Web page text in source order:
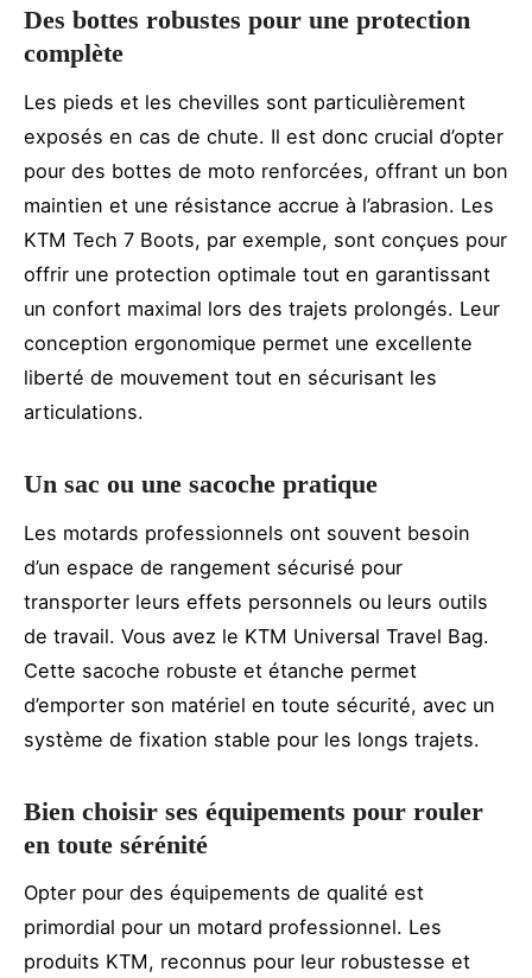
Des bottes robustes pour une protection
complète
Les pieds et les chevilles sont particulièrement
exposés en cas de chute. Il est donc crucial d’opter
pour des bottes de moto renforcées, offrant un bon
maintien et une résistance accrue à l’abrasion. Les
KTM Tech 7 Boots, par exemple, sont conçues pour
offrir une protection optimale tout en garantissant
un confort maximal lors des trajets prolongés. Leur
conception ergonomique permet une excellente
liberté de mouvement tout en sécurisant les
articulations.
Un sac ou une sacoche pratique
Les motards professionnels ont souvent besoin
d’un espace de rangement sécurisé pour
transporter leurs effets personnels ou leurs outils
de travail. Vous avez le KTM Universal Travel Bag.
Cette sacoche robuste et étanche permet
d’emporter son matériel en toute sécurité, avec un
système de fixation stable pour les longs trajets.
Bien choisir ses équipements pour rouler
en toute sérénité
Opter pour des équipements de qualité est
primordial pour un motard professionnel. Les
produits KTM, reconnus pour leur robustesse et